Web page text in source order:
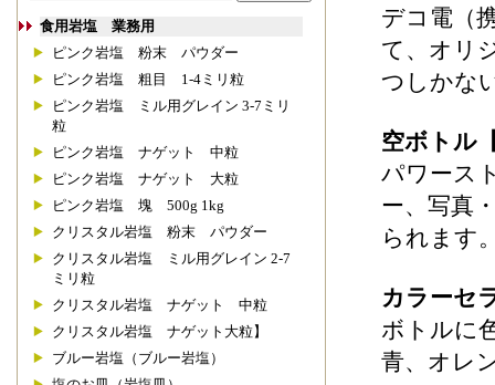
食用岩塩 業務用
ピンク岩塩 粉末 パウダー
ピンク岩塩 粗目 1-4ミリ粒
ピンク岩塩 ミル用グレイン 3-7ミリ
粒
ピンク岩塩 ナゲット 中粒
ピンク岩塩 ナゲット 大粒
ピンク岩塩 塊 500g 1kg
クリスタル岩塩 粉末 パウダー
クリスタル岩塩 ミル用グレイン 2-7
ミリ粒
クリスタル岩塩 ナゲット 中粒
クリスタル岩塩 ナゲット大粒】
ブルー岩塩（ブルー岩塩）
デコ電（
て、オリ
つしかな
空ボトル
パワース
ー、写真
られます
カラーセ
ボトルに
青、オレ